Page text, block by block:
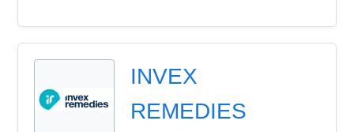
INVEX
REMEDIES